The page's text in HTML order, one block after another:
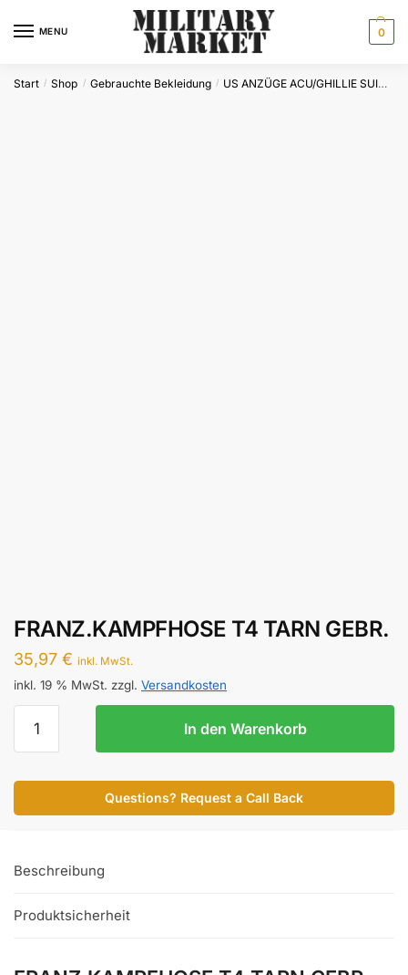
MENU 0
Start / Shop / Gebrauchte Bekleidung / US ANZÜGE ACU/GHILLIE SUITS/SCHUTZBEKLEIDUNG
FRANZ.KAMPFHOSE T4 TARN GEBR.
35,97 € inkl. MwSt.
inkl. 19 % MwSt. zzgl. Versandkosten
GEBR.
In den Warenkorb
Questions? Request a Call Back
Beschreibung
Produktsicherheit